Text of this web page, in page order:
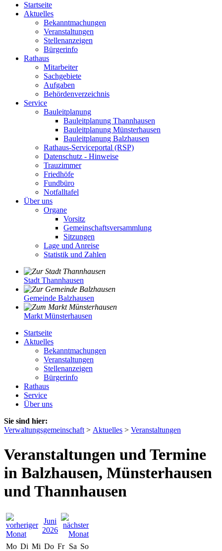
Startseite
Aktuelles
Bekanntmachungen
Veranstaltungen
Stellenanzeigen
Bürgerinfo
Rathaus
Mitarbeiter
Sachgebiete
Aufgaben
Behördenverzeichnis
Service
Bauleitplanung
Bauleitplanung Thannhausen
Bauleitplanung Münsterhausen
Bauleitplanung Balzhausen
Rathaus-Serviceportal (RSP)
Datenschutz - Hinweise
Trauzimmer
Friedhöfe
Fundbüro
Notfalltafel
Über uns
Organe
Vorsitz
Gemeinschaftsversammlung
Sitzungen
Lage und Anreise
Statistik und Zahlen
Stadt Thannhausen
Gemeinde Balzhausen
Markt Münsterhausen
Startseite
Aktuelles
Bekanntmachungen
Veranstaltungen
Stellenanzeigen
Bürgerinfo
Rathaus
Service
Über uns
Sie sind hier:
Verwaltungsgemeinschaft > Aktuelles > Veranstaltungen
Veranstaltungen und Termine
in Balzhausen, Münsterhausen
und Thannhausen
Juni
2026
Mo Di Mi Do Fr Sa So